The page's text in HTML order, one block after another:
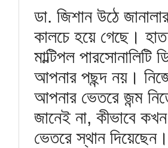
ডা. জিশান উঠে
কালচে হয়ে গেছে।
মাল্টিপল
আপনার পছন্দ নয়।
আপনার ভেতরে জন্ম
জানেই না, কীভাবে
ভেতরে স্থান